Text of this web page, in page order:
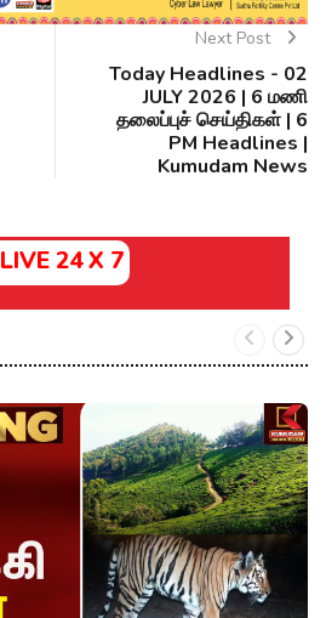
Next Post
Today Headlines - 02
JULY 2026 | 6 மணி
தலைப்புச் செய்திகள் | 6
PM Headlines |
Kumudam News
LIVE 24 X 7